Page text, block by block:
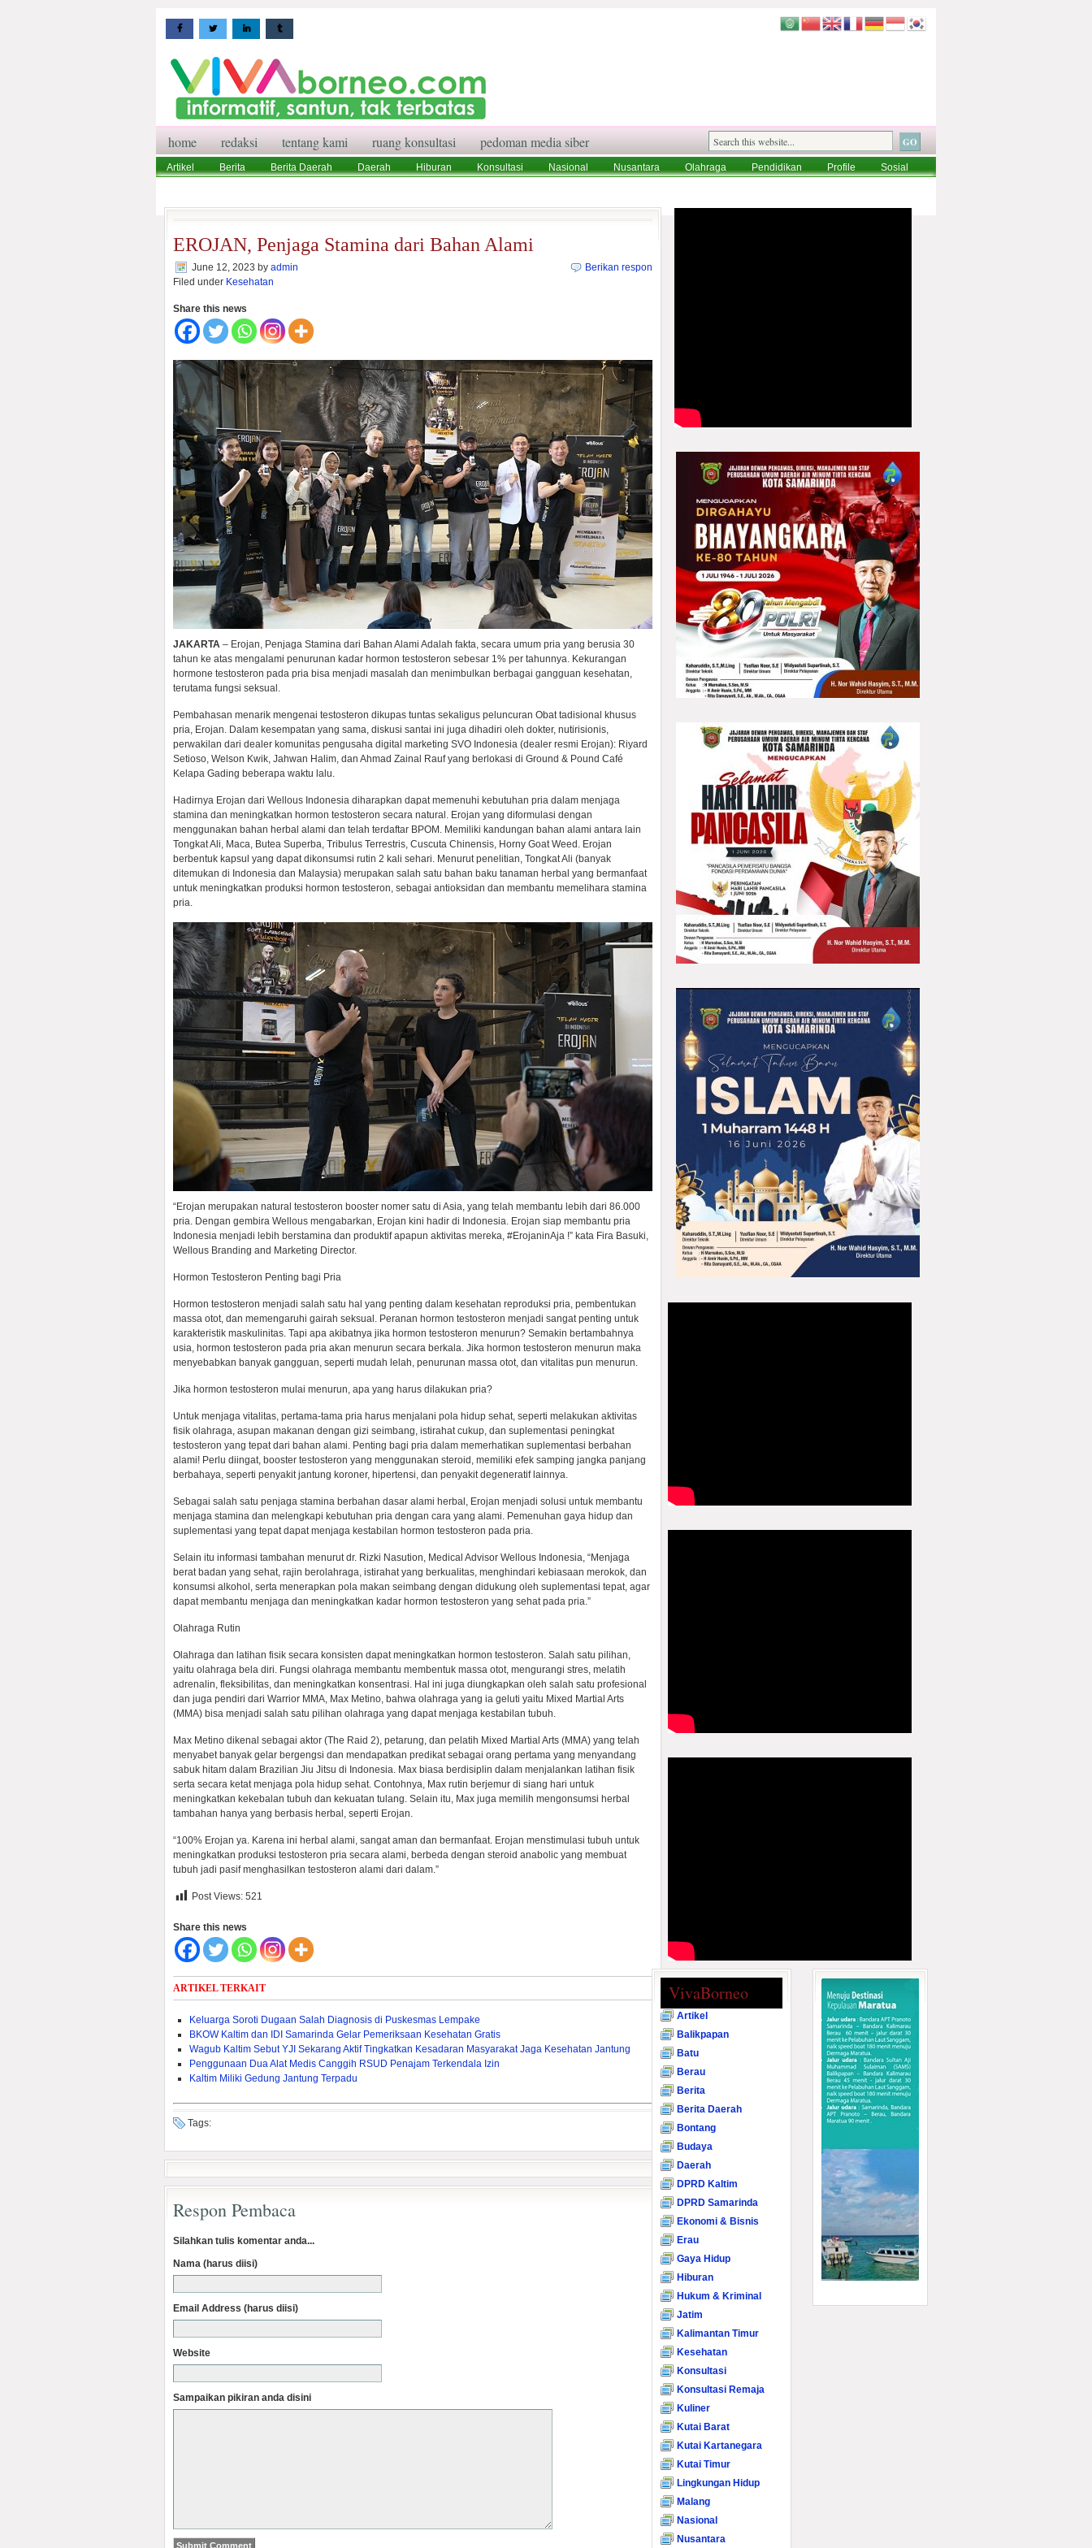
home redaksi tentang kami ruang konsultasi pedoman media siber
Artikel Berita Berita Daerah Daerah Hiburan Konsultasi Nasional Nusantara Olahraga Pendidikan Profile
Sosial
EROJAN, Penjaga Stamina dari Bahan Alami
June 12, 2023 by admin
Filed under Kesehatan
Berikan respon
Share this news
JAKARTA – Erojan, Penjaga Stamina dari Bahan Alami Adalah fakta, secara umum pria yang berusia 30
tahun ke atas mengalami penurunan kadar hormon testosteron sebesar 1% per tahunnya. Kekurangan
hormone testosteron pada pria bisa menjadi masalah dan menimbulkan berbagai gangguan kesehatan,
terutama fungsi seksual.
Pembahasan menarik mengenai testosteron dikupas tuntas sekaligus peluncuran Obat tadisional khusus
pria, Erojan. Dalam kesempatan yang sama, diskusi santai ini juga dihadiri oleh dokter, nutirisionis,
perwakilan dari dealer komunitas pengusaha digital marketing SVO Indonesia (dealer resmi Erojan): Riyard
Setioso, Welson Kwik, Jahwan Halim, dan Ahmad Zainal Rauf yang berlokasi di Ground & Pound Café
Kelapa Gading beberapa waktu lalu.
Hadirnya Erojan dari Wellous Indonesia diharapkan dapat memenuhi kebutuhan pria dalam menjaga
stamina dan meningkatkan hormon testosteron secara natural. Erojan yang diformulasi dengan
menggunakan bahan herbal alami dan telah terdaftar BPOM. Memiliki kandungan bahan alami antara lain
Tongkat Ali, Maca, Butea Superba, Tribulus Terrestris, Cuscuta Chinensis, Horny Goat Weed. Erojan
berbentuk kapsul yang dapat dikonsumsi rutin 2 kali sehari. Menurut penelitian, Tongkat Ali (banyak
ditemukan di Indonesia dan Malaysia) merupakan salah satu bahan baku tanaman herbal yang bermanfaat
untuk meningkatkan produksi hormon testosteron, sebagai antioksidan dan membantu memelihara stamina
pria.
“Erojan merupakan natural testosteron booster nomer satu di Asia, yang telah membantu lebih dari 86.000
pria. Dengan gembira Wellous mengabarkan, Erojan kini hadir di Indonesia. Erojan siap membantu pria
Indonesia menjadi lebih berstamina dan produktif apapun aktivitas mereka, #ErojaninAja !” kata Fira Basuki,
Wellous Branding and Marketing Director.
Hormon Testosteron Penting bagi Pria
Hormon testosteron menjadi salah satu hal yang penting dalam kesehatan reproduksi pria, pembentukan
massa otot, dan memengaruhi gairah seksual. Peranan hormon testosteron menjadi sangat penting untuk
karakteristik maskulinitas. Tapi apa akibatnya jika hormon testosteron menurun? Semakin bertambahnya
usia, hormon testosteron pada pria akan menurun secara berkala. Jika hormon testosteron menurun maka
menyebabkan banyak gangguan, seperti mudah lelah, penurunan massa otot, dan vitalitas pun menurun.
Jika hormon testosteron mulai menurun, apa yang harus dilakukan pria?
Untuk menjaga vitalitas, pertama-tama pria harus menjalani pola hidup sehat, seperti melakukan aktivitas
fisik olahraga, asupan makanan dengan gizi seimbang, istirahat cukup, dan suplementasi peningkat
testosteron yang tepat dari bahan alami. Penting bagi pria dalam memerhatikan suplementasi berbahan
alami! Perlu diingat, booster testosteron yang menggunakan steroid, memiliki efek samping jangka panjang
berbahaya, seperti penyakit jantung koroner, hipertensi, dan penyakit degeneratif lainnya.
Sebagai salah satu penjaga stamina berbahan dasar alami herbal, Erojan menjadi solusi untuk membantu
menjaga stamina dan melengkapi kebutuhan pria dengan cara yang alami. Pemenuhan gaya hidup dan
suplementasi yang tepat dapat menjaga kestabilan hormon testosteron pada pria.
Selain itu informasi tambahan menurut dr. Rizki Nasution, Medical Advisor Wellous Indonesia, “Menjaga
berat badan yang sehat, rajin berolahraga, istirahat yang berkualitas, menghindari kebiasaan merokok, dan
konsumsi alkohol, serta menerapkan pola makan seimbang dengan didukung oleh suplementasi tepat, agar
dapat membantu menjaga dan meningkatkan kadar hormon testosteron yang sehat pada pria.”
Olahraga Rutin
Olahraga dan latihan fisik secara konsisten dapat meningkatkan hormon testosteron. Salah satu pilihan,
yaitu olahraga bela diri. Fungsi olahraga membantu membentuk massa otot, mengurangi stres, melatih
adrenalin, fleksibilitas, dan meningkatkan konsentrasi. Hal ini juga diungkapkan oleh salah satu profesional
dan juga pendiri dari Warrior MMA, Max Metino, bahwa olahraga yang ia geluti yaitu Mixed Martial Arts
(MMA) bisa menjadi salah satu pilihan olahraga yang dapat menjaga kestabilan tubuh.
Max Metino dikenal sebagai aktor (The Raid 2), petarung, dan pelatih Mixed Martial Arts (MMA) yang telah
menyabet banyak gelar bergengsi dan mendapatkan predikat sebagai orang pertama yang menyandang
sabuk hitam dalam Brazilian Jiu Jitsu di Indonesia. Max biasa berdisiplin dalam menjalankan latihan fisik
serta secara ketat menjaga pola hidup sehat. Contohnya, Max rutin berjemur di siang hari untuk
meningkatkan kekebalan tubuh dan kekuatan tulang. Selain itu, Max juga memilih mengonsumsi herbal
tambahan hanya yang berbasis herbal, seperti Erojan.
“100% Erojan ya. Karena ini herbal alami, sangat aman dan bermanfaat. Erojan menstimulasi tubuh untuk
meningkatkan produksi testosteron pria secara alami, berbeda dengan steroid anabolic yang membuat
tubuh jadi pasif menghasilkan testosteron alami dari dalam.”
Post Views: 521
Share this news
ARTIKEL TERKAIT
Keluarga Soroti Dugaan Salah Diagnosis di Puskesmas Lempake
BKOW Kaltim dan IDI Samarinda Gelar Pemeriksaan Kesehatan Gratis
Wagub Kaltim Sebut YJI Sekarang Aktif Tingkatkan Kesadaran Masyarakat Jaga Kesehatan Jantung
Penggunaan Dua Alat Medis Canggih RSUD Penajam Terkendala Izin
Kaltim Miliki Gedung Jantung Terpadu
Tags:
Respon Pembaca
Silahkan tulis komentar anda...
Nama (harus diisi)
Email Address (harus diisi)
Website
Sampaikan pikiran anda disini
VivaBorneo
Artikel
Balikpapan
Batu
Berau
Berita
Berita Daerah
Bontang
Budaya
Daerah
DPRD Kaltim
DPRD Samarinda
Ekonomi & Bisnis
Erau
Gaya Hidup
Hiburan
Hukum & Kriminal
Jatim
Kalimantan Timur
Kesehatan
Konsultasi
Konsultasi Remaja
Kuliner
Kutai Barat
Kutai Kartanegara
Kutai Timur
Lingkungan Hidup
Malang
Nasional
Nusantara